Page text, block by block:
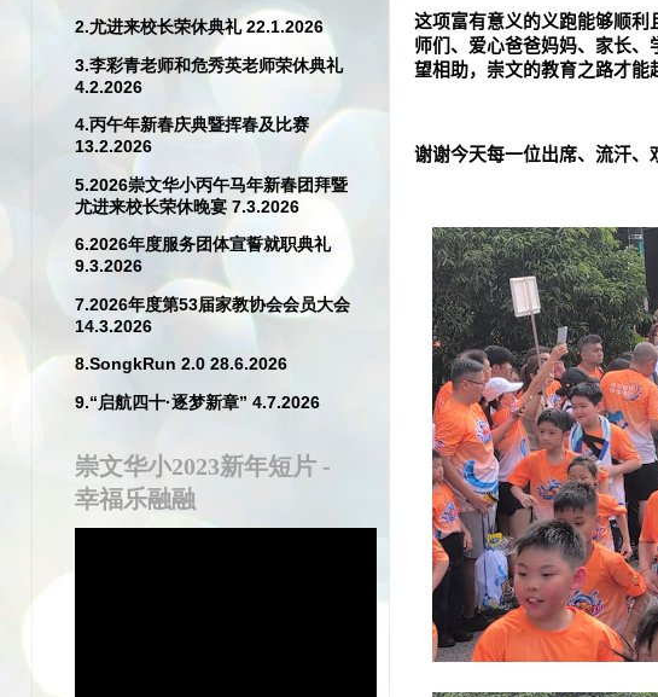
这项富有意义的义跑能够顺
师们、爱心爸爸妈妈、家长
望相助，崇文的教育之路才能
谢谢今天每一位出席、流汗、
2.尤进来校长荣休典礼 22.1.2026
3.李彩青老师和危秀英老师荣休典礼
4.2.2026
4.丙午年新春庆典暨挥春及比赛
13.2.2026
5.2026崇文华小丙午马年新春团拜暨
尤进来校长荣休晚宴 7.3.2026
6.2026年度服务团体宣誓就职典礼
9.3.2026
7.2026年度第53届家教协会会员大会
14.3.2026
8.SongkRun 2.0 28.6.2026
9.“启航四十·逐梦新章” 4.7.2026
崇文华小2023新年短片 -
幸福乐融融